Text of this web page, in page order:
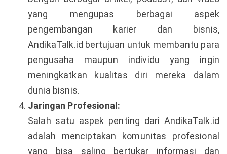
yang mengupas berbagai aspek
pengembangan karier dan bisnis,
AndikaTalk.id bertujuan untuk membantu para
pengusaha maupun individu yang ingin
meningkatkan kualitas diri mereka dalam
dunia bisnis.
Jaringan Profesional:
Salah satu aspek penting dari AndikaTalk.id
adalah menciptakan komunitas profesional
yang bisa saling bertukar informasi dan